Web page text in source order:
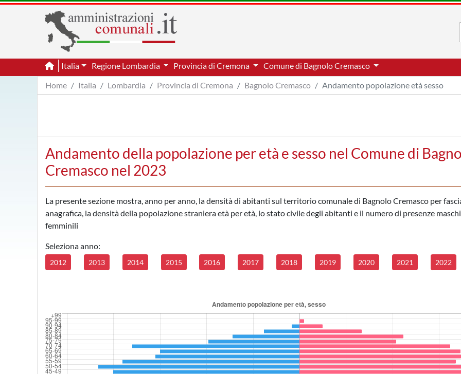
Italia Regione Lombardia Provincia di Cremona
Comune di Bagnolo Cremasco
Home
Italia Lombardia Provincia di Cremona Bagnolo Cremasco Andamento popolazione età sesso
Andamento della popolazione per età e sesso nel Comune di
Cremasco nel 2023
La presente sezione mostra, anno per anno, la densità di abitanti sul territorio comunale di Bagnolo Cremasco per
anagrafica, la densità della popolazione straniera età per età, lo stato civile degli abitanti e il numero di presenze
femminili
Seleziona anno:
2012 2013 2014 2015 2016 2017 2018 2019 2020 2021 2022